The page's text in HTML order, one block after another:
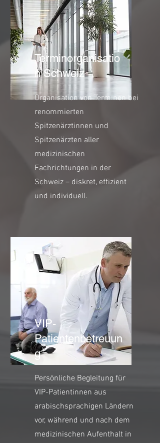
Terminorganisatio
n Schweiz
Organisation von Terminen bei
renommierten
Spitzenärztinnen und
Spitzenärzten aller
medizinischen
Fachrichtungen in der
Schweiz – diskret, effizient
und individuell.
VIP-
Patientenbetreuun
g
Persönliche Begleitung für
VIP-Patientinnen aus
arabischsprachigen Ländern
vor, während und nach dem
medizinischen Aufenthalt in